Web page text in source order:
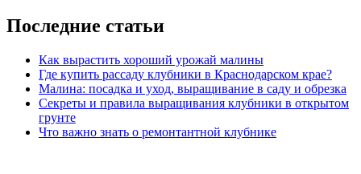
Последние статьи
Как вырастить хороший урожай малины
Где купить рассаду клубники в Краснодарском крае?
Малина: посадка и уход, выращивание в саду и обрезка
Секреты и правила выращивания клубники в открытом
грунте
Что важно знать о ремонтантной клубнике